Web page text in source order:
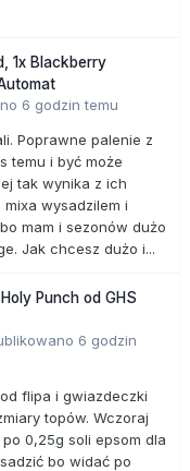
1x Blackberry
6 godzin temu
Poprawne palenie z
temu i być może
tak wynika z ich
wysadzilem i
mam i sezonów dużo
Jak chcesz dużo i...
Punch od GHS
6 godzin
flipa i gwiazdeczki
topów. Wczoraj
po 0,25g soli epsom dla
bo widać po